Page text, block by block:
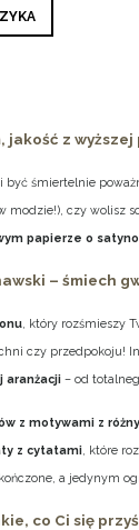
z wyższej
być śmiertelnie
modzie!), czy wolisz
papierze o
– śmiech
, który rozśmieszy
czy przedpokoju!
aranżacji – od
z motywami z
z cytatami , które
a jedynym
co Ci się